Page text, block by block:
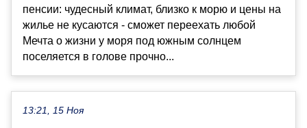
пенсии: чудесный климат, близко к морю и цены на
жилье не кусаются - сможет переехать любой
Мечта о жизни у моря под южным солнцем
поселяется в голове прочно...
13:21, 15 Ноя